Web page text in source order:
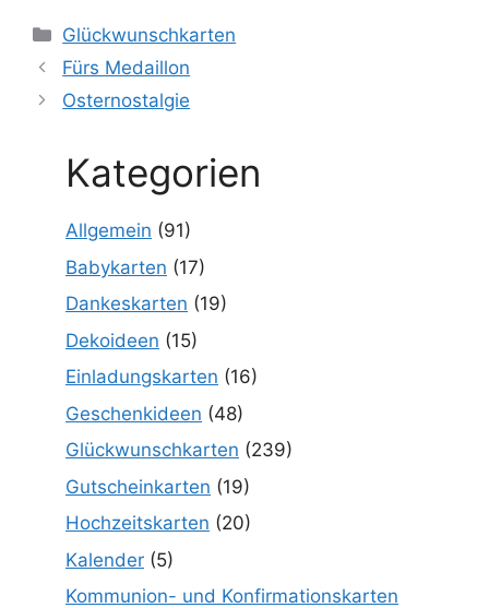
Kategorien
Glückwunschkarten
Fürs Medaillon
Osternostalgie
Kategorien
Allgemein (91)
Babykarten (17)
Dankeskarten (19)
Dekoideen (15)
Einladungskarten (16)
Geschenkideen (48)
Glückwunschkarten (239)
Gutscheinkarten (19)
Hochzeitskarten (20)
Kalender (5)
Kommunion- und Konfirmationskarten